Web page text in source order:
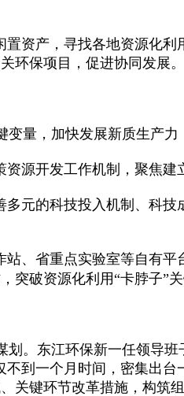
置资产，寻找各地资源化
环保项目，促进协同发展。
变量，加快发展新质生产力
源开发工作机制，聚焦建
多元的科技投入机制、科
站、省重点实验室等自有平
突破资源化利用“卡脖子”
划。东江环保新一任领导班
不到一个月时间，密集出
关键环节改革措施，构筑